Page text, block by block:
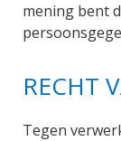
mening bent
RECHT
Tegen